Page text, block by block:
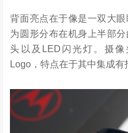
背面亮点在于像是一双大
为圆形分布在机身上半部
头以及LED闪光灯。摄
Logo，特点在于其中集成有